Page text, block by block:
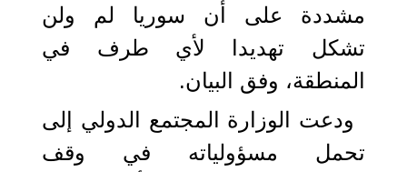
مشددة على أن سوريا لم ولن
تشكل تهديدا لأي طرف في
المنطقة، وفق البيان.
ودعت الوزارة المجتمع الدولي إلى
تحمل مسؤولياته في وقف